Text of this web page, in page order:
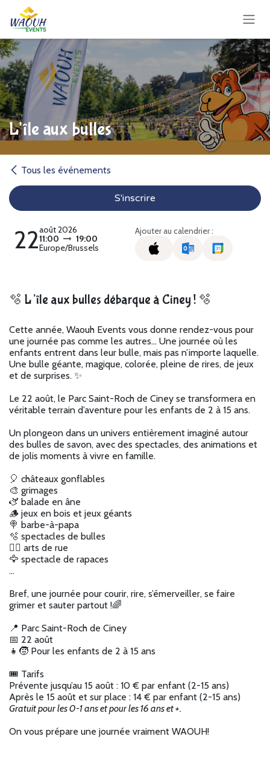
Se rendre au contenu
L'île aux bulles
Tous les événements
S'inscrire
22août 2026
11:00
19:00
Europe/Brussels
Ajouter au calendrier :
🫧 L’île aux bulles débarque à Ciney ! 🫧
Cette année, Waouh Events vous donne rendez-vous pour
une journée pas comme les autres… Une journée où les
enfants entrent dans leur bulle, mais pas n’importe laquelle.
Une bulle géante, magique, colorée, pleine de rires, de jeux
et de surprises. ✨
Le 22 août, le Parc Saint-Roch de Ciney se transformera en
véritable terrain d’aventure pour les enfants de 2 à 15 ans.
Un plongeon dans un univers entièrement imaginé autour
des bulles de savon, avec des spectacles, des animations et
de jolis moments à vivre en famille.
🎈 châteaux gonflables
🎨 grimages
🫏 balade en âne
🪵 jeux en bois et jeux géants
🍭 barbe-à-papa
🫧 spectacles de bulles
🤸‍♂️ arts de rue
🦅 spectacle de rapaces
...
Bref, une journée pour courir, rire, s’émerveiller, se faire
grimer et sauter partout !🌈
📍 Parc Saint-Roch de Ciney
📅 22 août
👧🧒 Pour les enfants de 2 à 15 ans
🎟️ Tarifs
Prévente jusqu’au 15 août : 10 € par enfant (2-15 ans)
Après le 15 août et sur place : 14 € par enfant (2-15 ans)
Gratuit pour les 0-1 ans et pour les 16 ans et +.
On vous prépare une journée vraiment WAOUH!